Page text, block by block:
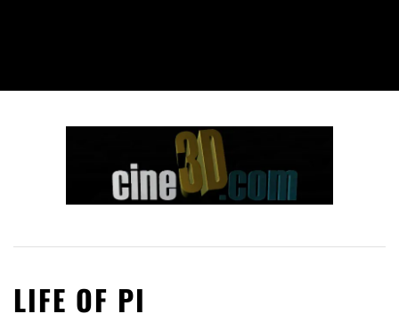
LIFE OF PI